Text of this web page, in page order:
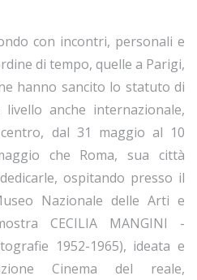
con incontri, personali e
di tempo, quelle a Parigi,
hanno sancito lo statuto di
anche internazionale,
dal 31 maggio al 10
che Roma, sua città
ospitando presso il
Nazionale delle Arti e
CECILIA MANGINI -
1952-1965), ideata e
Cinema del reale,